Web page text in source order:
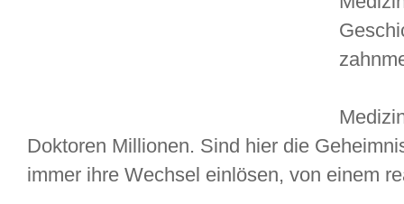
Doktoren Millionen. Sind hier die
immer ihre Wechsel einlösen, von einem